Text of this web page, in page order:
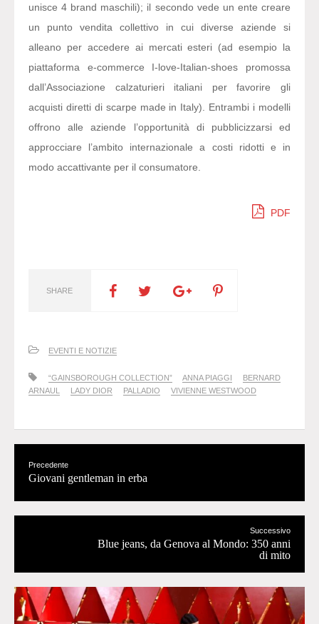
unisce 4 brand maschili); il secondo vede un ente creare
un punto vendita collettivo in cui diverse aziende si
alleano per accedere ai mercati esteri (ad esempio la
piattaforma e-commerce I-love-Italian-shoes promossa
dall’Associazione calzaturieri italiani per favorire gli
acquisti diretti di scarpe made in Italy). Entrambi i modelli
offrono alle aziende l’opportunità di pubblicizzarsi ed
approcciare l’ambito internazionale a costi ridotti e in
modo accattivante per il consumatore.
PDF
SHARE
EVENTI E NOTIZIE
“GAINSBOROUGH COLLECTION” ANNA PIAGGI
BERNARD
ARNAUL
LADY DIOR PALLADIO VIVIENNE WESTWOOD
Precedente
Giovani gentleman in erba
Successivo
Blue jeans, da Genova al Mondo: 350 anni
di mito